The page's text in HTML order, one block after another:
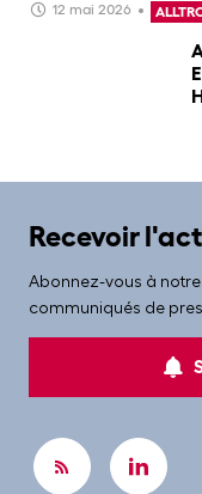
12 mai 2026
Recevoir
Abonnez-vous à
communiqués de